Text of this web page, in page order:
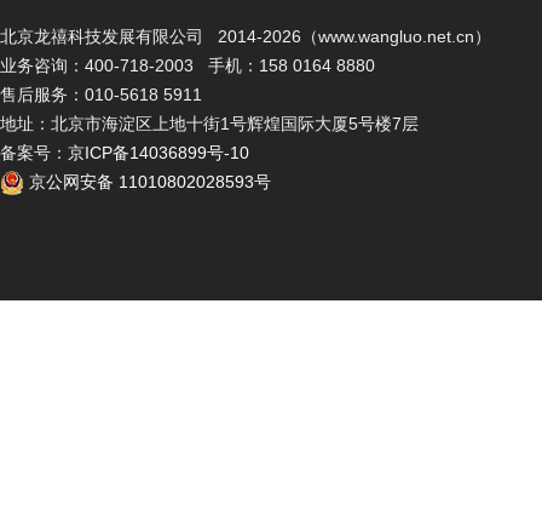
北京龙禧科技发展有限公司 2014-2026（www.wangluo.net.cn）
业务咨询：400-718-2003 手机：158 0164 8880
售后服务：010-5618 5911
地址：北京市海淀区上地十街1号辉煌国际大厦5号楼7层
备案号： 京ICP备14036899号-10
京公网安备 11010802028593号